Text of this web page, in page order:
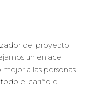
del proyecto
un enlace
a las personas
el cariño e